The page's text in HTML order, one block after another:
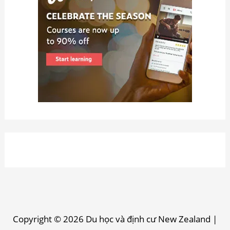
Copyright © 2026 Du học và định cư New Zealand |